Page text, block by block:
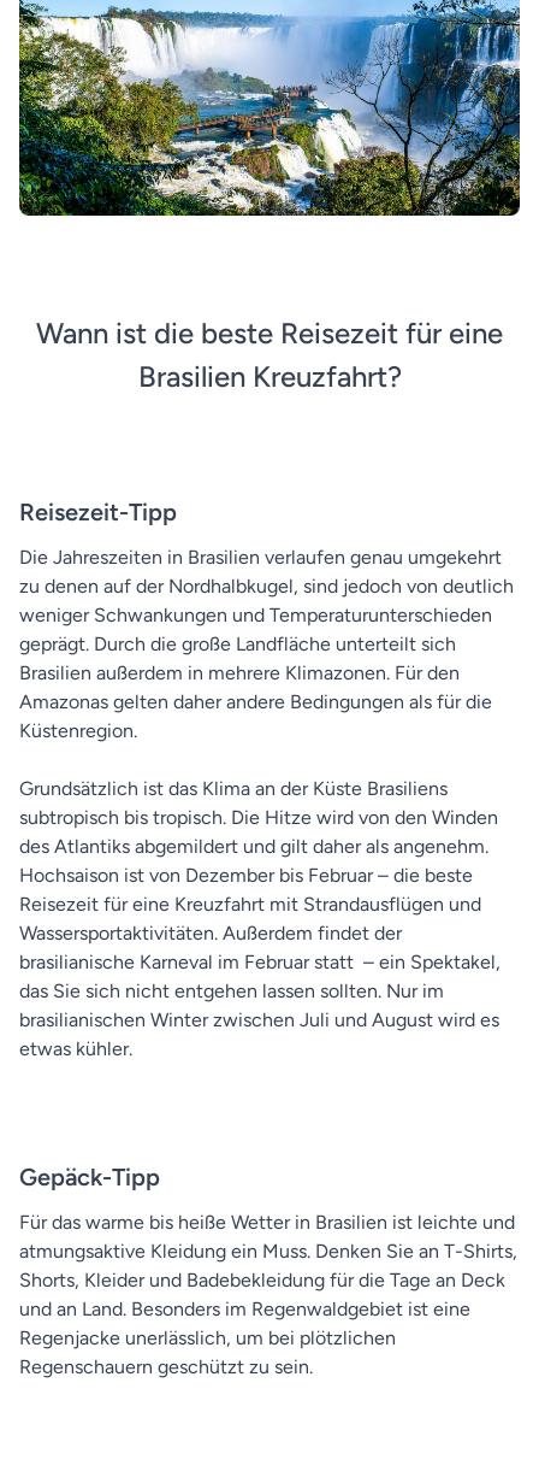
Wann ist die beste Reisezeit für eine
Brasilien Kreuzfahrt?
Reisezeit-Tipp
Die Jahreszeiten in Brasilien verlaufen genau umgekehrt
zu denen auf der Nordhalbkugel, sind jedoch von deutlich
weniger Schwankungen und Temperaturunterschieden
geprägt. Durch die große Landfläche unterteilt sich
Brasilien außerdem in mehrere Klimazonen. Für den
Amazonas gelten daher andere Bedingungen als für die
Küstenregion.
Grundsätzlich ist das Klima an der Küste Brasiliens
subtropisch bis tropisch. Die Hitze wird von den Winden
des Atlantiks abgemildert und gilt daher als angenehm.
Hochsaison ist von Dezember bis Februar – die beste
Reisezeit für eine Kreuzfahrt mit Strandausflügen und
Wassersportaktivitäten. Außerdem findet der
brasilianische Karneval im Februar statt – ein Spektakel,
das Sie sich nicht entgehen lassen sollten. Nur im
brasilianischen Winter zwischen Juli und August wird es
etwas kühler.
Gepäck-Tipp
Für das warme bis heiße Wetter in Brasilien ist leichte und
atmungsaktive Kleidung ein Muss. Denken Sie an T-Shirts,
Shorts, Kleider und Badebekleidung für die Tage an Deck
und an Land. Besonders im Regenwaldgebiet ist eine
Regenjacke unerlässlich, um bei plötzlichen
Regenschauern geschützt zu sein.